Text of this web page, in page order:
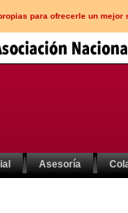
para ofrecerle un
Asesoría